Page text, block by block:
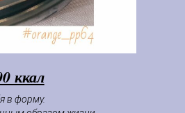
ккал
в форму.